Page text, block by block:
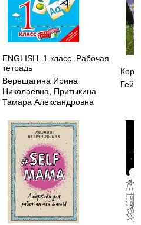
ENGLISH. 1 класс. Рабочая
тетрадь
Верещагина Ирина
Николаевна, Притыкина
Тамара Александровна